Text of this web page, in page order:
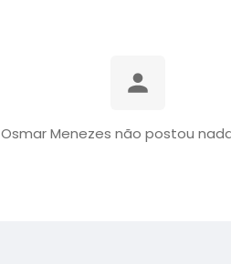
Osmar Menezes não postou